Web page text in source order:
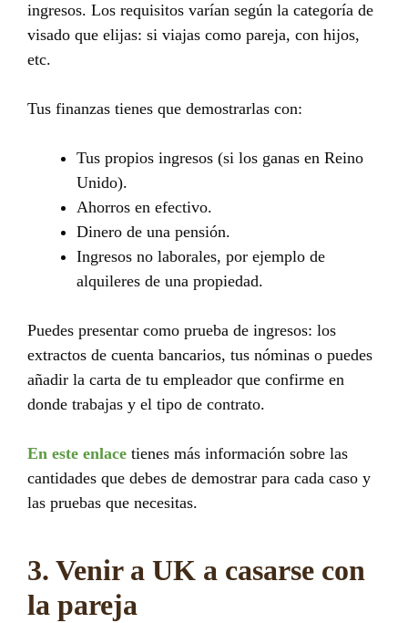
ingresos. Los requisitos varían según la categoría de
visado que elijas: si viajas como pareja, con hijos,
etc.
Tus finanzas tienes que demostrarlas con:
Tus propios ingresos (si los ganas en Reino
Unido).
Ahorros en efectivo.
Dinero de una pensión.
Ingresos no laborales, por ejemplo de
alquileres de una propiedad.
Puedes presentar como prueba de ingresos: los
extractos de cuenta bancarios, tus nóminas o puedes
añadir la carta de tu empleador que confirme en
donde trabajas y el tipo de contrato.
En este enlace tienes más información sobre las
cantidades que debes de demostrar para cada caso y
las pruebas que necesitas.
3. Venir a UK a casarse con
la pareja